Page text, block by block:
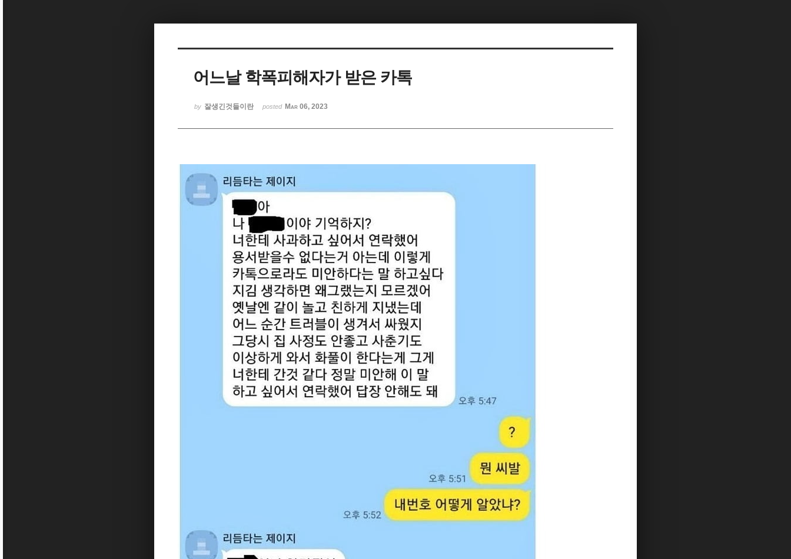
어느날 학폭피해자가 받은 카톡
by 잘생긴것들이란 posted Mar 06, 2023
Sketchbook5, 스케치북5
Sketchbook5, 스케치북5